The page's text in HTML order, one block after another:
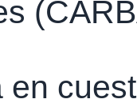
en